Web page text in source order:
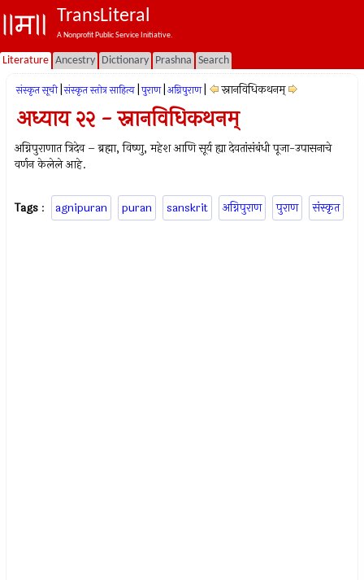
TransLiteral
A Nonprofit Public Service Initiative.
Literature Ancestry Dictionary Prashna Search
संस्कृत सूची संस्कृत स्तोत्र साहित्य पुराण अग्निपुराण स्नानविधिकथनम्
अध्याय २२ - स्नानविधिकथनम्
अग्निपुराणात त्रिदेव – ब्रह्मा, विष्‍णु, महेश आणि सूर्य ह्या देवतांसंबंधी पूजा-उपासनाचे
वर्णन केलेले आहे.
Tags : agnipuran puran sanskrit अग्निपुराण पुराण संस्कृत